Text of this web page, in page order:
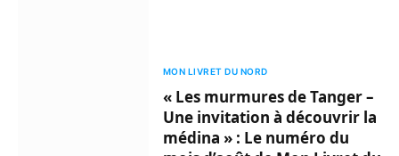
MON LIVRET DU NORD
« Les murmures de Tanger –
Une invitation à découvrir la
médina » : Le numéro du